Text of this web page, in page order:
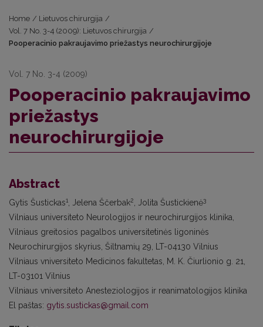
Home / Lietuvos chirurgija /
Vol. 7 No. 3-4 (2009): Lietuvos chirurgija /
Pooperacinio pakraujavimo priežastys neurochirurgijoje
Vol. 7 No. 3-4 (2009)
Pooperacinio pakraujavimo
priežastys
neurochirurgijoje
Abstract
Gytis Šustickas1 , Jelena Ščerbak2 , Jolita Šustickienė3
Vilniaus universiteto Neurologijos ir neurochirurgijos klinika,
Vilniaus greitosios pagalbos universitetinės ligoninės
Neurochirurgijos skyrius, Šiltnamių 29, LT-04130 Vilnius
Vilniaus vniversiteto Medicinos fakultetas, M. K. Čiurlionio g. 21,
LT-03101 Vilnius
Vilniaus vniversiteto Anesteziologijos ir reanimatologijos klinika
El paštas: gytis.sustickas@gmail.com